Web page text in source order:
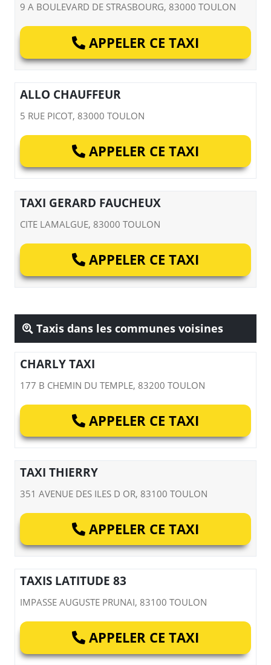
9 A BOULEVARD DE STRASBOURG, 83000 TOULON
APPELER CE TAXI
ALLO CHAUFFEUR
5 RUE PICOT, 83000 TOULON
APPELER CE TAXI
TAXI GERARD FAUCHEUX
CITE LAMALGUE, 83000 TOULON
APPELER CE TAXI
Taxis dans les communes voisines
CHARLY TAXI
177 B CHEMIN DU TEMPLE, 83200 TOULON
APPELER CE TAXI
TAXI THIERRY
351 AVENUE DES ILES D OR, 83100 TOULON
APPELER CE TAXI
TAXIS LATITUDE 83
IMPASSE AUGUSTE PRUNAI, 83100 TOULON
APPELER CE TAXI